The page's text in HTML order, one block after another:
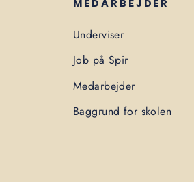
MEDARBEJDER
Underviser
Job på Spir
Medarbejder
Baggrund for skolen